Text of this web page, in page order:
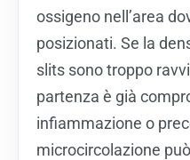
ossigeno nell’area
posizionati. Se la
slits sono troppo
partenza è già
infiammazione o
microcircolazione